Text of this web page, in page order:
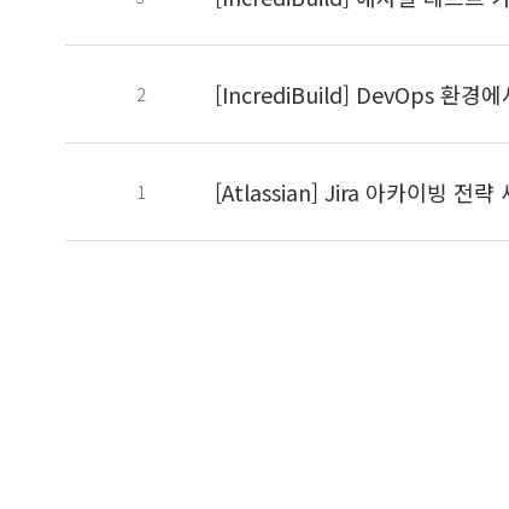
2 [IncrediBuild] DevOps 환경에
1 [Atlassian] Jira 아카이빙 전략